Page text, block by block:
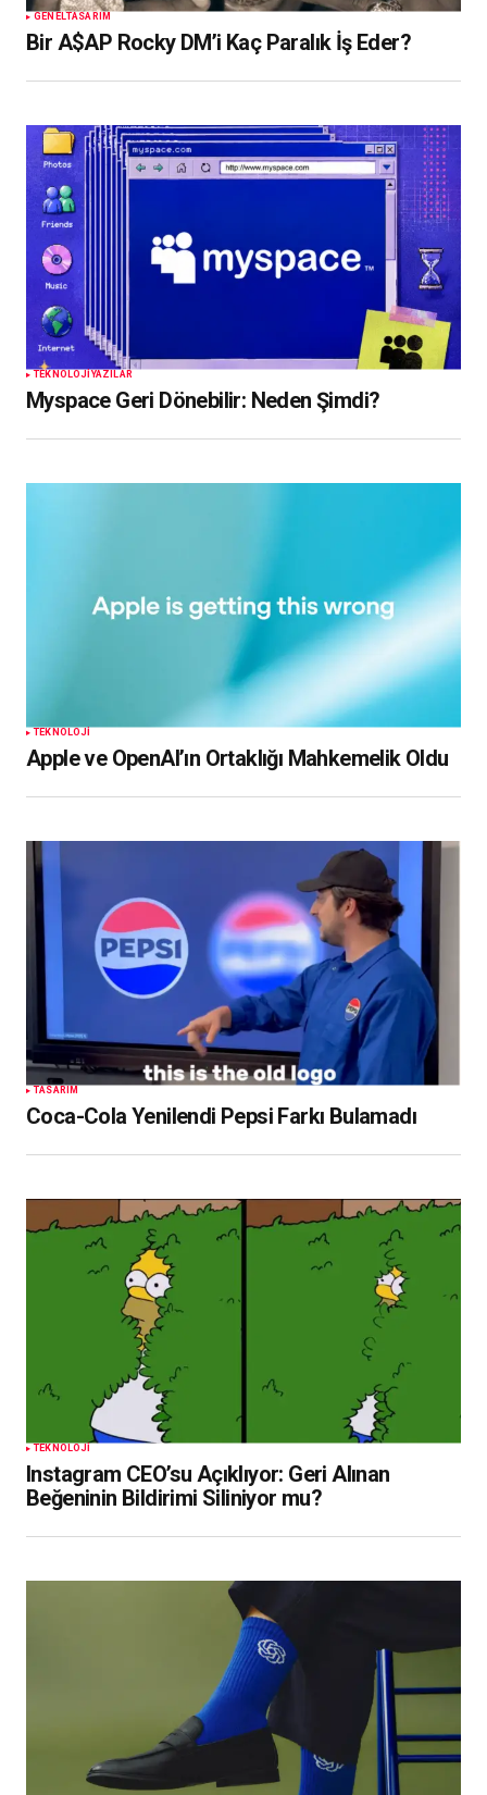
GENELTASARIM
Bir A$AP Rocky DM’i Kaç Paralık İş Eder?
TEKNOLOJIYAZILAR
Myspace Geri Dönebilir: Neden Şimdi?
TEKNOLOJI
Apple ve OpenAI’ın Ortaklığı Mahkemelik Oldu
TASARIM
Coca-Cola Yenilendi Pepsi Farkı Bulamadı
TEKNOLOJI
Instagram CEO’su Açıklıyor: Geri Alınan
Beğeninin Bildirimi Siliniyor mu?